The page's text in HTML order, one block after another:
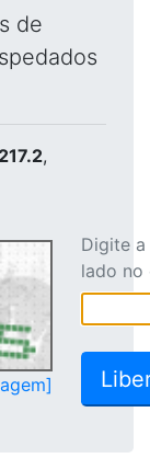
de
,
Digite
lado no